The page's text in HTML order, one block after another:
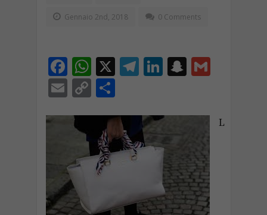
Gennaio 2nd, 2018 0 Comments
F
ac
e
b
o
k
W
h
at
s
A
p
p
X T
gr
a
Li
e
dI
n
S
p
h
at
G
E
ai
C
p
y
Li
n
k
C
n
di
L